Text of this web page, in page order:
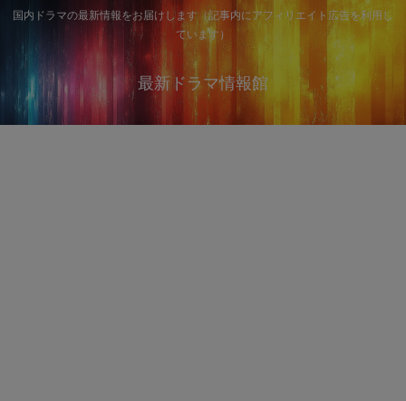
国内ドラマの最新情報をお届けします（記事内にアフィリエイト広告を利用し
ています）
最新ドラマ情報館